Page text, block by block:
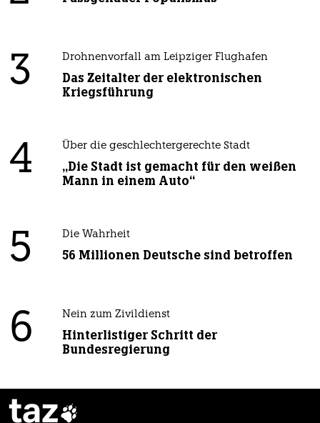
3 Drohnenvorfall am Leipziger Flughafen
Das Zeitalter der elektronischen
Kriegsführung
4 Über die geschlechtergerechte Stadt
„Die Stadt ist gemacht für den weißen
Mann in einem Auto“
5 Die Wahrheit
56 Millionen Deutsche sind betroffen
6 Nein zum Zivildienst
Hinterlistiger Schritt der
Bundesregierung
taz